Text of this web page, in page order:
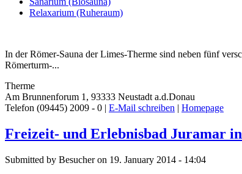
Relaxarium (Ruheraum)
In der Römer-Sauna der Limes-Therme sind neben fünf
Römerturm-...
Therme
Am Brunnenforum 1, 93333 Neustadt a.d.Donau
Telefon (09445) 2009 - 0 | E-Mail schreiben | Homepage
Freizeit- und Erlebnisbad Juramar
Submitted by Besucher on 19. January 2014 - 14:04